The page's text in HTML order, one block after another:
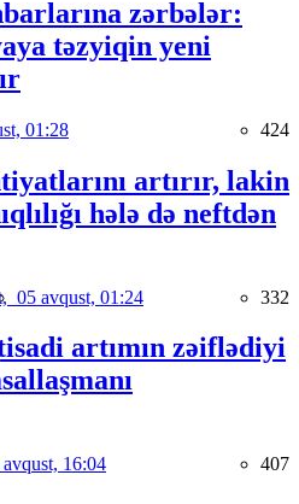
zərbələr:
təzyiqin yeni
01:28 424
artırır, lakin
hələ də neftdən
05 avqust, 01:24 332
artımın zəiflədiyi
16:04 407